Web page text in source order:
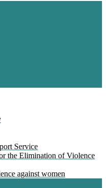
Service
the Elimination of Violence
against women